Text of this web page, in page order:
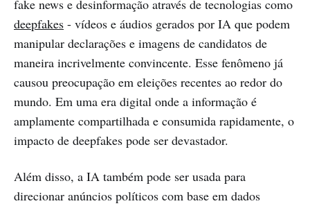
fake news e desinformação através de tecnologias como
deepfakes - vídeos e áudios gerados por IA que podem
manipular declarações e imagens de candidatos de
maneira incrivelmente convincente. Esse fenômeno já
causou preocupação em eleições recentes ao redor do
mundo. Em uma era digital onde a informação é
amplamente compartilhada e consumida rapidamente, o
impacto de deepfakes pode ser devastador.
Além disso, a IA também pode ser usada para
direcionar anúncios políticos com base em dados